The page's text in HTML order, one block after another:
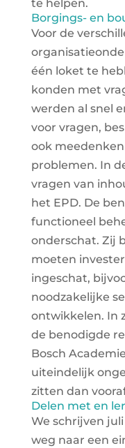
te helpen.
Borgings- en
Voor de
één loket te
konden met
werden al snel
voor vragen,
ook
problemen. In
vragen van
het EPD. De
functioneel
onderschat. Zij
moeten
ingeschat,
noodzakelijke
ontwikkelen. In
de benodigde
Bosch
uiteindelijk
zitten dan
Delen met en
We schrijven juli
weg naar een